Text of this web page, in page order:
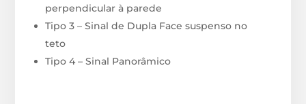
perpendicular à parede
Tipo 3 – Sinal de Dupla Face suspenso no
teto
Tipo 4 – Sinal Panorâmico